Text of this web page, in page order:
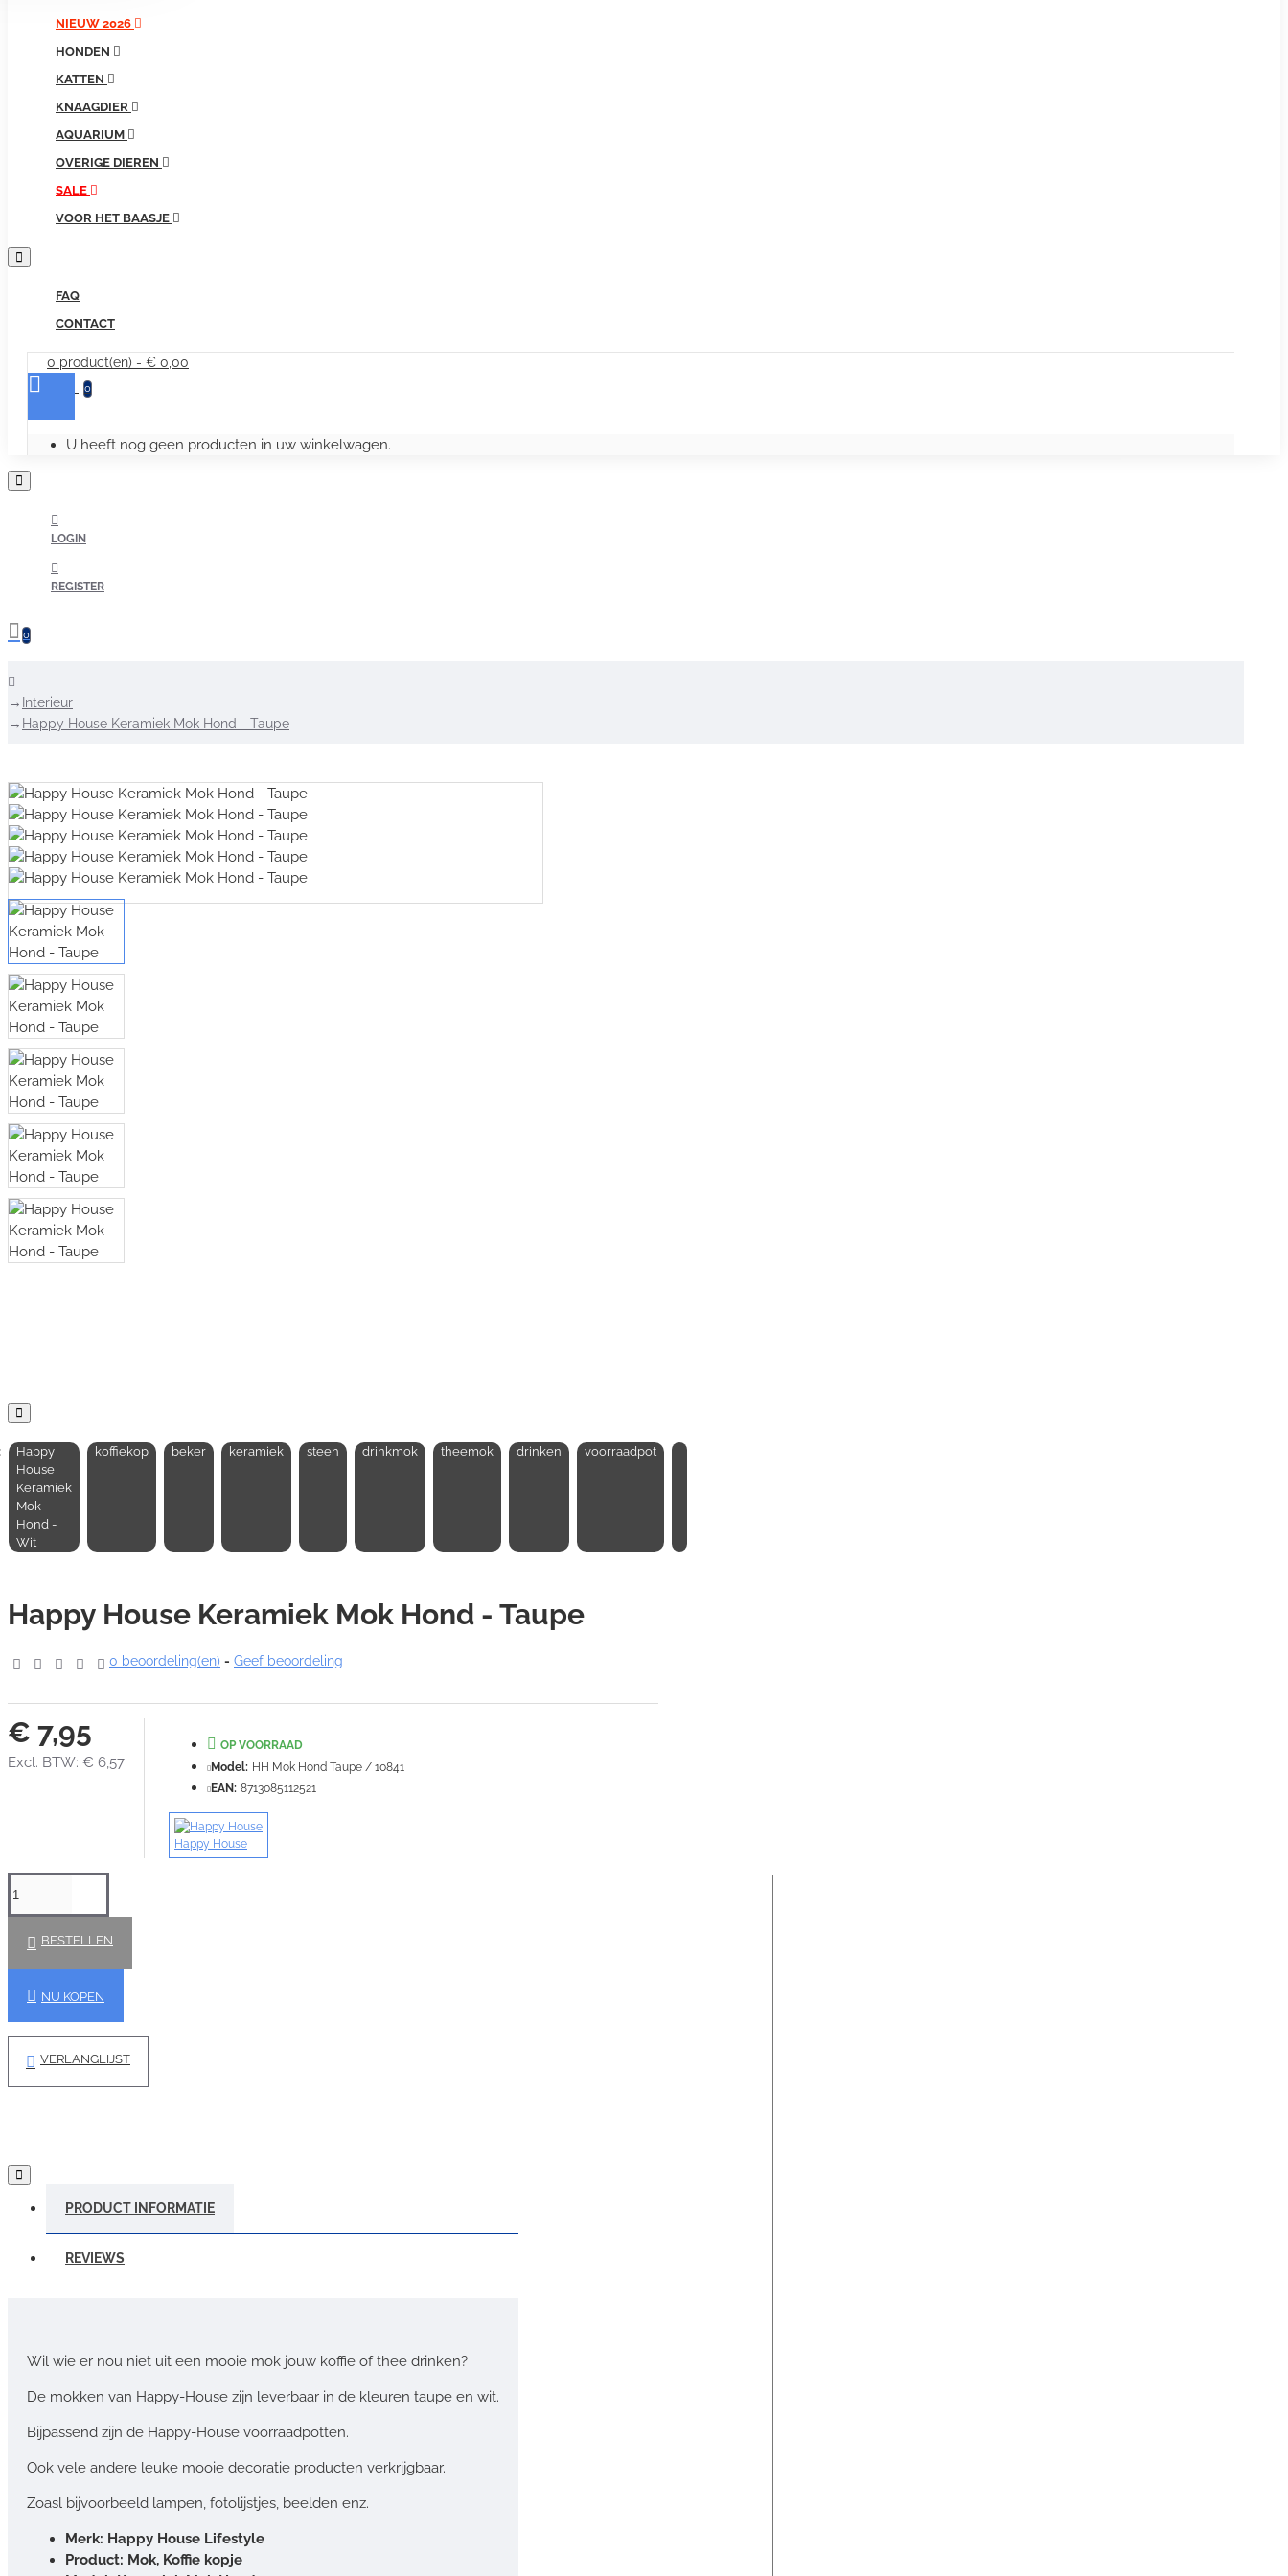
NIEUW 2026
HONDEN
KATTEN
KNAAGDIER
AQUARIUM
OVERIGE DIEREN
SALE
VOOR HET BAASJE
FAQ
CONTACT
0 product(en) - € 0,00
0
U heeft nog geen producten in uw winkelwagen.
LOGIN
REGISTER
0
Interieur
Happy House Keramiek Mok Hond - Taupe
Happy
House
Keramiek
Mok
Hond -
Wit
koffiekop beker keramiek steen drinkmok theemok drinken voorraadpot
Happy House Keramiek Mok Hond - Taupe
0 beoordeling(en) - Geef beoordeling
€ 7,95
Excl. BTW: € 6,57
OP VOORRAAD
Model: HH Mok Hond Taupe / 10841
EAN: 8713085112521
Happy House
BESTELLEN
NU KOPEN
VERLANGLIJST
PRODUCT INFORMATIE
REVIEWS
Wil wie er nou niet uit een mooie mok jouw koffie of thee drinken?
De mokken van Happy-House zijn leverbaar in de kleuren taupe en wit.
Bijpassend zijn de Happy-House voorraadpotten.
Ook vele andere leuke mooie decoratie producten verkrijgbaar.
Zoasl bijvoorbeeld lampen, fotolijstjes, beelden enz.
Merk: Happy House Lifestyle
Product: Mok, Koffie kopje